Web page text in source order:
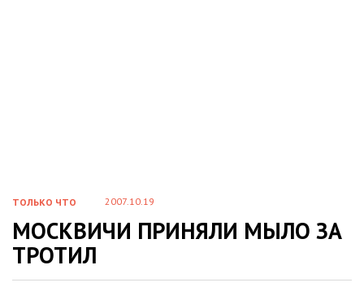
ТОЛЬКО ЧТО 2007.10.19
МОСКВИЧИ ПРИНЯЛИ МЫЛО ЗА
ТРОТИЛ